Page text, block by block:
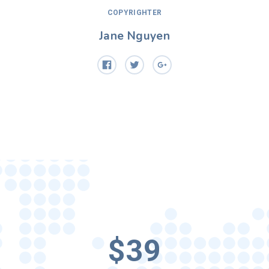
COPYRIGHTER
Jane Nguyen
$39